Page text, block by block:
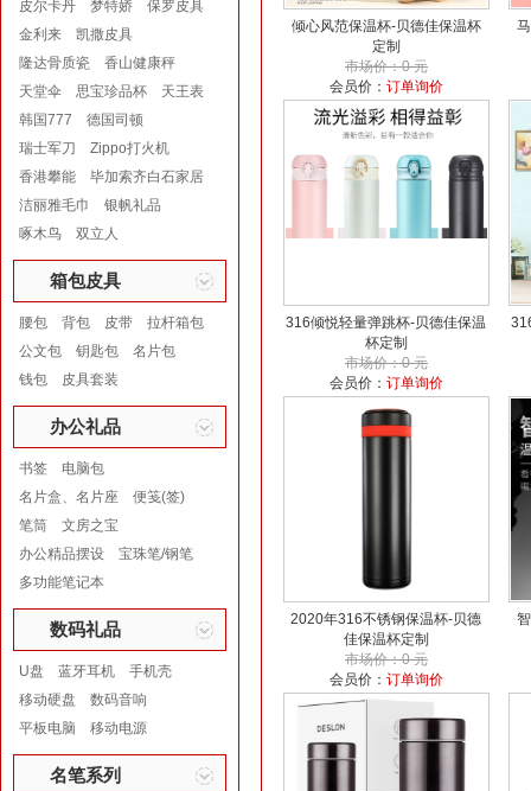
皮尔卡丹 梦特娇
保罗皮具
金利来
凯撒皮具
隆达骨质瓷
香山健康秤
天堂伞
思宝珍品杯
天王表
韩国777
德国司顿
瑞士军刀
Zippo打火机
香港攀能
毕加索齐白石家居
洁丽雅毛巾
银帆礼品
啄木鸟
双立人
箱包皮具
腰包 背包 皮带
拉杆箱包
公文包
钥匙包
名片包
钱包
皮具套装
办公礼品
书签
电脑包
名片盒、名片座
便笺(签)
笔筒
文房之宝
办公精品摆设
宝珠笔/钢笔
多功能笔记本
数码礼品
U盘 蓝牙耳机
手机壳
移动硬盘
数码音响
平板电脑
移动电源
名笔系列
倾心风范保温杯-贝德佳保温杯
定制
市场价：0 元
会员价： 订单询价
316倾悦轻量弹跳杯-贝德佳保温
杯定制
市场价：0 元
会员价： 订单询价
2020年316不锈钢保温杯-贝德
佳保温杯定制
市场价：0 元
会员价： 订单询价